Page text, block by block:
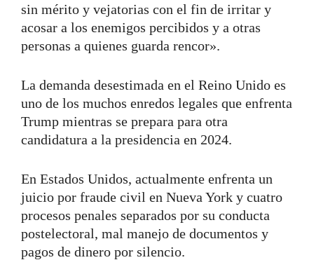
sin mérito y vejatorias con el fin de irritar y
acosar a los enemigos percibidos y a otras
personas a quienes guarda rencor».
La demanda desestimada en el Reino Unido es
uno de los muchos enredos legales que enfrenta
Trump mientras se prepara para otra
candidatura a la presidencia en 2024.
En Estados Unidos, actualmente enfrenta un
juicio por fraude civil en Nueva York y cuatro
procesos penales separados por su conducta
postelectoral, mal manejo de documentos y
pagos de dinero por silencio.